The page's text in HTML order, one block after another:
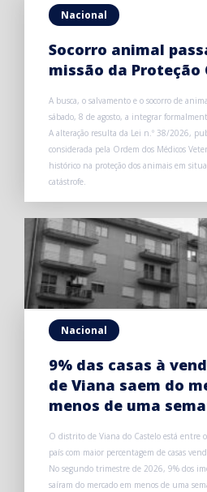
Nacional
Socorro animal
missão da Proteção
A busca, o salvamento e o socorro de
sábado, 8 de agosto, a integrar
A alteração resulta da Lei n.º 38/2026,
considerada pela Ordem dos Médicos
histórico na proteção dos animais em
catástrofe.
Nacional
9% das casas à
de Viana saem do
menos de uma
O distrito de Viana do Castelo está entre
país com maior percentagem de casas
No segundo trimestre de 2026, 9% dos
saíram do mercado em menos de uma